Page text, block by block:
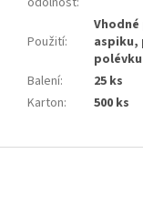
Použití:
aspiku,
Balení:
25 ks
Karton: 500 ks